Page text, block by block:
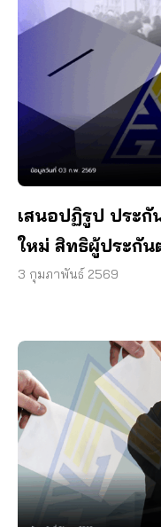
เสนอปฏิรูป ประกั
ใหม่ สิทธิผู้ประกั
3 กุมภาพันธ์ 2569